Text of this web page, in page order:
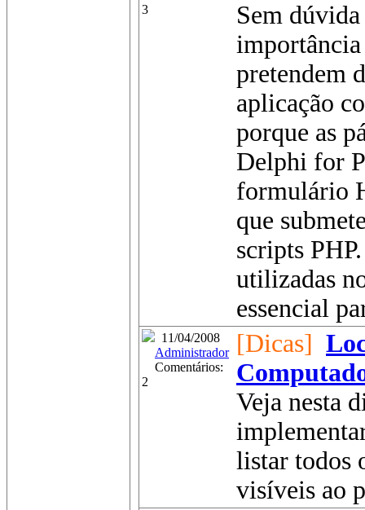
3
Sem
importância
pretendem
aplicação
porque as
Delphi for
formulário
que
scripts
utilizadas
essencial
11/04/2008
Administrador
Comentários:
2
[Dicas]
Veja nesta
listar todos
visíveis ao